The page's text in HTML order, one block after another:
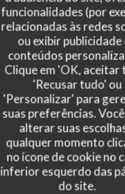
funcionalidades (por
relacionadas às redes
ou exibir publicidade
conteúdos
Clique em 'OK, aceitar
'Recusar tudo' ou
'Personalizar' para
suas preferências.
alterar suas
qualquer momento
no ícone de cookie no
inferior esquerdo das
do site.